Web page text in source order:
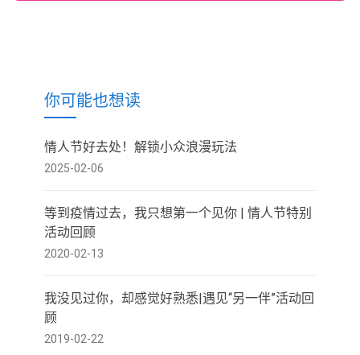
你可能也想读
情人节好去处！解锁小众浪漫玩法
2025-02-06
等到疫情过去，我只想第一个见你 | 情人节特别
活动回顾
2020-02-13
我没见过你，却感觉好熟悉|遇见“另一伴”活动回
顾
2019-02-22